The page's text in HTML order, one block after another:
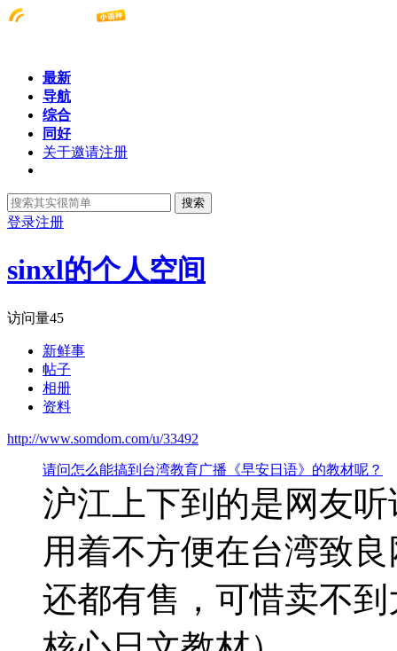
最新
导航
综合
同好
关于邀请注册
搜索
登录注册
sinxl的个人空间
访问量45
新鲜事
帖子
相册
资料
http://www.somdom.com/u/33492
请问怎么能搞到台湾教育广播《早安日语》的教材呢？
沪江上下到的是网友
用着不方便在台湾致
还都有售，可惜卖不